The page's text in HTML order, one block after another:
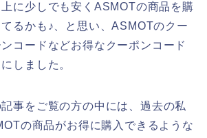
に少しでも安くASMOTの商品を購
るかも♪、と思い、ASMOTのクー
コードなどお得なクーポンコード
しました。
事をご覧の方の中には、過去の私
の商品がお得に購入できるような